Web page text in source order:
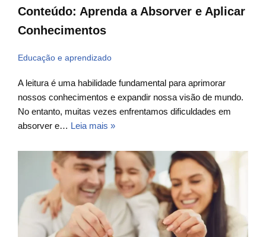
Conteúdo: Aprenda a Absorver e Aplicar
Conhecimentos
Educação e aprendizado
A leitura é uma habilidade fundamental para aprimorar
nossos conhecimentos e expandir nossa visão de mundo.
No entanto, muitas vezes enfrentamos dificuldades em
absorver e… Leia mais »